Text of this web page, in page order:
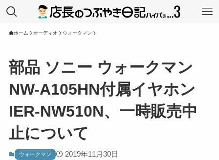
ホーム オーディオ ウォークマン
部品 ソニー ウォークマン
NW-A105HN付属イヤホン
IER-NW510N、一時販売中
止について
ウォークマン 2019年11月30日